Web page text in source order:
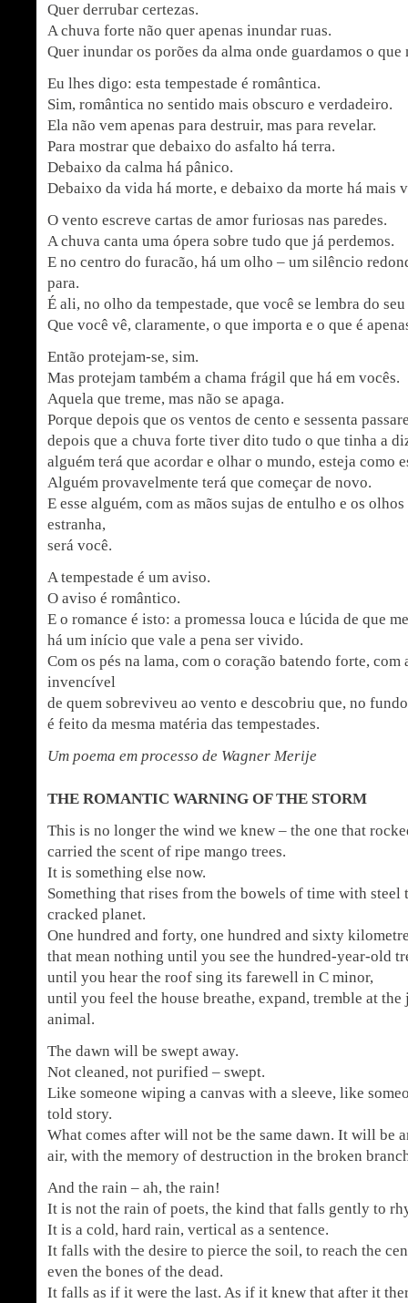
Quer derrubar certezas.
A chuva forte não quer apenas inundar ruas.
Quer inundar os porões da alma onde guardamos o que
Eu lhes digo: esta tempestade é romântica.
Sim, romântica no sentido mais obscuro e verdadeiro.
Ela não vem apenas para destruir, mas para revelar.
Para mostrar que debaixo do asfalto há terra.
Debaixo da calma há pânico.
Debaixo da vida há morte, e debaixo da morte há mais
O vento escreve cartas de amor furiosas nas paredes.
A chuva canta uma ópera sobre tudo que já perdemos.
E no centro do furacão, há um olho – um silêncio
para.
É ali, no olho da tempestade, que você se lembra do
Que você vê, claramente, o que importa e o que é
Então protejam-se, sim.
Mas protejam também a chama frágil que há em vocês.
Aquela que treme, mas não se apaga.
Porque depois que os ventos de cento e sessenta
depois que a chuva forte tiver dito tudo o que tinha a
alguém terá que acordar e olhar o mundo, esteja como
Alguém provavelmente terá que começar de novo.
E esse alguém, com as mãos sujas de entulho e os
estranha,
será você.
A tempestade é um aviso.
O aviso é romântico.
E o romance é isto: a promessa louca e lúcida de que
há um início que vale a pena ser vivido.
Com os pés na lama, com o coração batendo forte,
invencível
de quem sobreviveu ao vento e descobriu que, no
é feito da mesma matéria das tempestades.
Um poema em processo de Wagner Merije
THE ROMANTIC WARNING OF THE STORM
This is no longer the wind we knew – the one that
carried the scent of ripe mango trees.
It is something else now.
Something that rises from the bowels of time with steel
cracked planet.
One hundred and forty, one hundred and sixty
that mean nothing until you see the hundred-year-old
until you hear the roof sing its farewell in C minor,
until you feel the house breathe, expand, tremble at
animal.
The dawn will be swept away.
Not cleaned, not purified – swept.
Like someone wiping a canvas with a sleeve, like
told story.
What comes after will not be the same dawn. It will be
air, with the memory of destruction in the broken
And the rain – ah, the rain!
It is not the rain of poets, the kind that falls gently to
It is a cold, hard rain, vertical as a sentence.
It falls with the desire to pierce the soil, to reach the
even the bones of the dead.
It falls as if it were the last. As if it knew that after it